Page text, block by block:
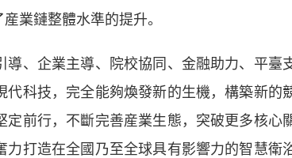
業鏈整體水準的提升。
、企業主導、院校協同、金融助力、平臺
科技，完全能夠煥發新的生機，構築新的
前行，不斷完善産業生態，突破更多核心
打造在全國乃至全球具有影響力的智慧衛